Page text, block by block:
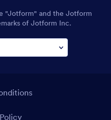
"Jotform" and the Jotform
of Jotform Inc.